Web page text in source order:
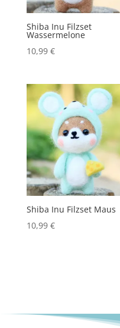
Shiba Inu Filzset
Wassermelone
10,99 €
Shiba Inu Filzset Maus
10,99 €